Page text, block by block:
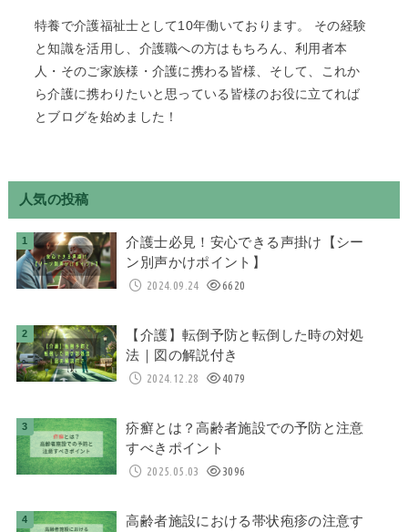
特養で介護福祉士として10年働いております。 その経験
と知識を活用し、介護職への方はもちろん、利用者本
人・そのご家族様・介護に携わる皆様、そして、これか
ら介護に携わりたいと思っている皆様のお役に立てれば
とブログを始めました！
人気の投稿
介護士必見！安心できる声掛け【シー
ン別声かけポイント】
2024.09.24 6620
【介護】転倒予防と転倒した時の対処
法｜図の解説付き
2024.12.28 4079
疥癬とは？高齢者施設での予防と注意
すべきポイント
2025.05.03 3096
高齢者施設における帯状疱疹の注意す